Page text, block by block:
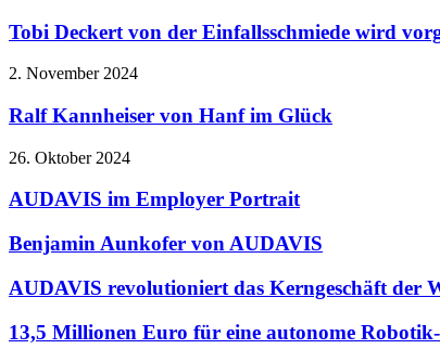
Tobi Deckert von der Einfallsschmiede wird
2. November 2024
Ralf Kannheiser von Hanf im Glück
26. Oktober 2024
AUDAVIS im Employer Portrait
Benjamin Aunkofer von AUDAVIS
AUDAVIS revolutioniert das Kerngeschäft der
13,5 Millionen Euro für eine autonome